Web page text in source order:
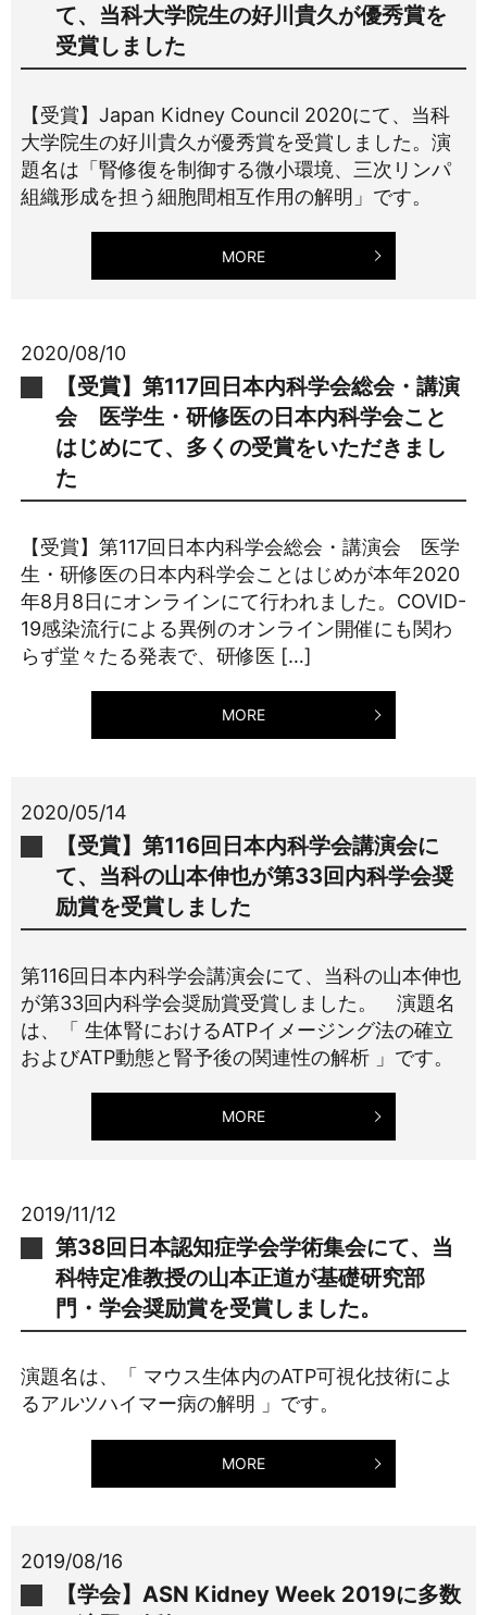
て、当科大学院生の好川貴久が優秀賞を
受賞しました
【受賞】Japan Kidney Council 2020にて、当科
大学院生の好川貴久が優秀賞を受賞しました。演
題名は「腎修復を制御する微小環境、三次リンパ
組織形成を担う細胞間相互作用の解明」です。
MORE
2020/08/10
【受賞】第117回日本内科学会総会・講演
会 医学生・研修医の日本内科学会こと
はじめにて、多くの受賞をいただきまし
た
【受賞】第117回日本内科学会総会・講演会 医学
生・研修医の日本内科学会ことはじめが本年2020
年8月8日にオンラインにて行われました。COVID-
19感染流行による異例のオンライン開催にも関わ
らず堂々たる発表で、研修医 […]
MORE
2020/05/14
【受賞】第116回日本内科学会講演会に
て、当科の山本伸也が第33回内科学会奨
励賞を受賞しました
第116回日本内科学会講演会にて、当科の山本伸也
が第33回内科学会奨励賞受賞しました。 演題名
は、「 生体腎におけるATPイメージング法の確立
およびATP動態と腎予後の関連性の解析 」です。
MORE
2019/11/12
第38回日本認知症学会学術集会にて、当
科特定准教授の山本正道が基礎研究部
門・学会奨励賞を受賞しました。
演題名は、「 マウス生体内のATP可視化技術によ
るアルツハイマー病の解明 」です。
MORE
2019/08/16
【学会】ASN Kidney Week 2019に多数